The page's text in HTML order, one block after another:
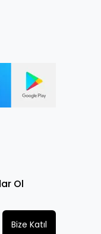
Ol
Bize Katıl